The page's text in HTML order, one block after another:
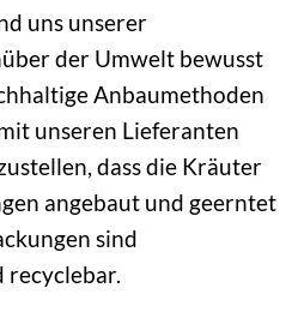
uns unserer
der Umwelt bewusst
Anbaumethoden
unseren Lieferanten
dass die Kräuter
angebaut und geerntet
sind